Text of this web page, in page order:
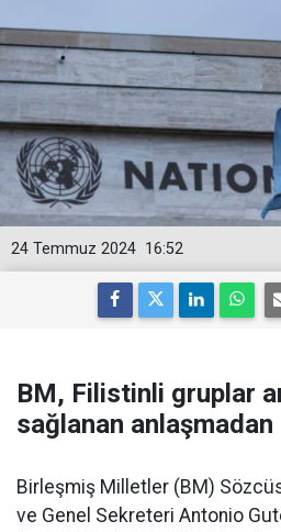
16:52
24 Temmuz 2024
BM, Filistinli gruplar
sağlanan anlaşmadan
Birleşmiş Milletler (BM)
ve Genel Sekreteri Antonio